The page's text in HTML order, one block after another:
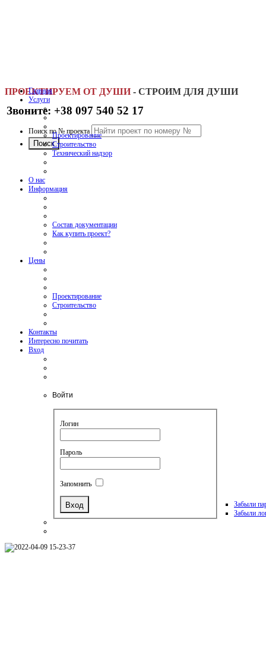
ПРОЕКТИРУЕМ ОТ ДУШИ - СТРОИМ ДЛЯ ДУШИ
Звоните: +38 097 540 52 17
Поиск по № проекта
Главная
Услуги
Проектирование
Строительство
Технический надзор
О нас
Информация
Состав документации
Как купить проект?
Цены
Проектирование
Строительство
Контакты
Интересно почитать
Вход
Войти
Логин
Пароль
Запомнить
Забыли
Забыли